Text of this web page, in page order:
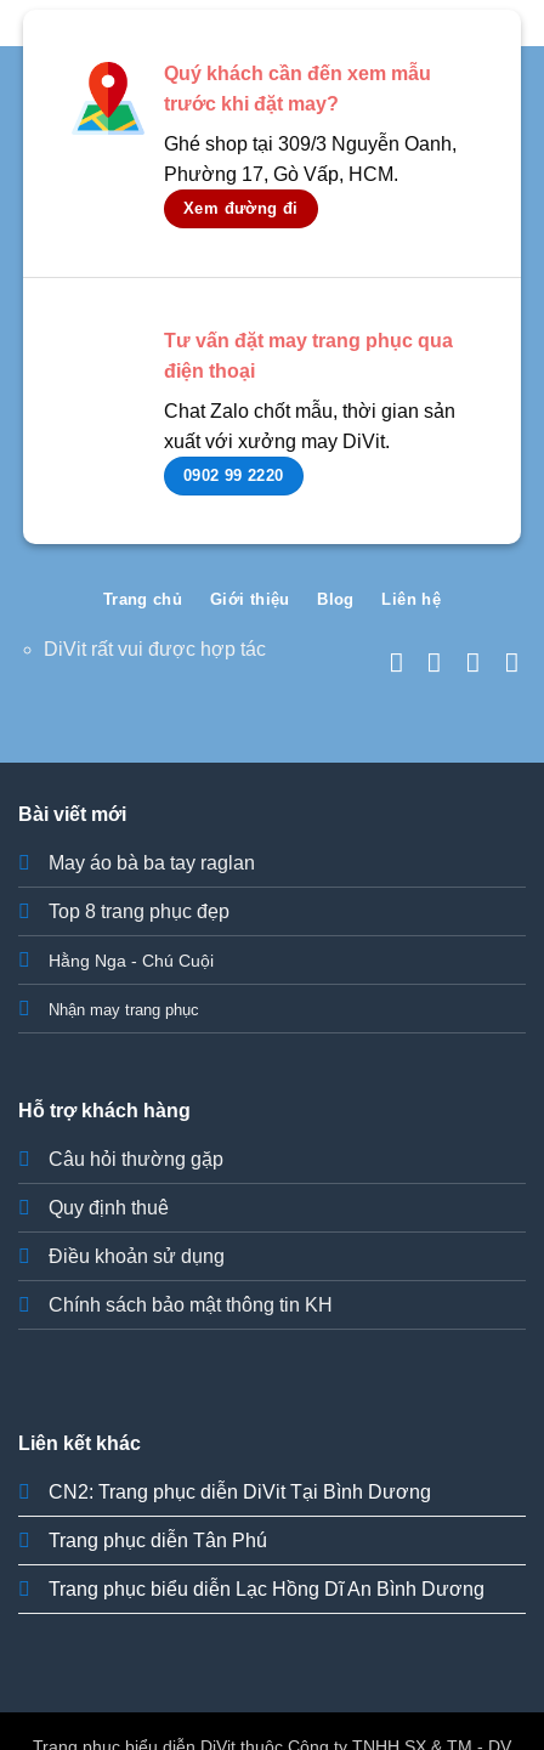
Quý khách cần đến xem mẫu
trước khi đặt may?
Ghé shop tại 309/3 Nguyễn Oanh,
Phường 17, Gò Vấp, HCM.
Xem đường đi
Tư vấn đặt may trang phục qua
điện thoại
Chat Zalo chốt mẫu, thời gian sản
xuất với xưởng may DiVit.
0902 99 2220
DiVit rất vui được hợp tác
Trang chủ Giới thiệu Blog Liên hệ
Bài viết mới
May áo bà ba tay raglan
Top 8 trang phục đẹp
Hằng Nga - Chú Cuội
Nhận may trang phục
Hỗ trợ khách hàng
Câu hỏi thường gặp
Quy định thuê
Điều khoản sử dụng
Chính sách bảo mật thông tin KH
Liên kết khác
CN2: Trang phục diễn DiVit Tại Bình Dương
Trang phục diễn Tân Phú
Trang phục biểu diễn Lạc Hồng Dĩ An Bình Dương